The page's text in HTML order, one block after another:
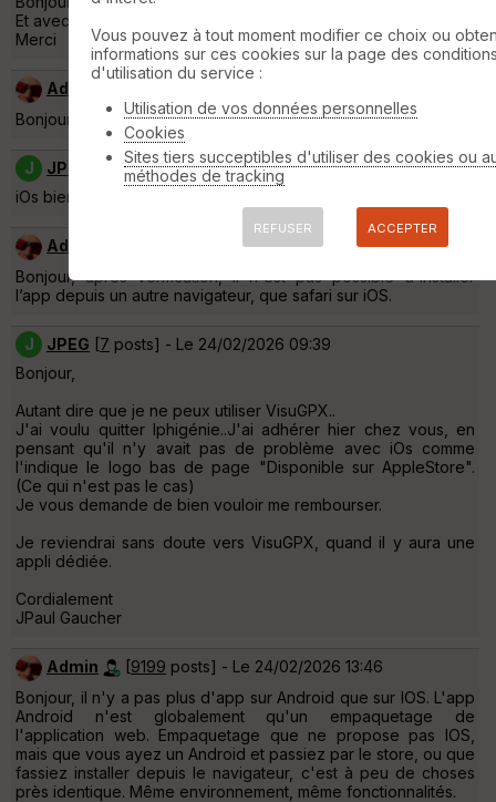
Et avec navigateur Fitefox quelle est la manip ?
Merci
Admin
Bonjour, pour une installation sur quel système ?
J JPEG
posts] - Le 23/02/2026 19:21
iOs bien sur...
Admin
posts] - Le 23/02/2026 19:43
Bonjour, après vérification, il n'est pas possible d'installer
l’app depuis un autre navigateur, que safari sur iOS.
J JPEG [7 posts] - Le 24/02/2026 09:39
Bonjour,
Autant dire que je ne peux utiliser VisuGPX..
J'ai voulu quitter Iphigénie..J'ai adhérer hier chez vous, en
pensant qu'il n'y avait pas de problème avec iOs comme
l'indique le logo bas de page "Disponible sur AppleStore".
(Ce qui n'est pas le cas)
Je vous demande de bien vouloir me rembourser.
Je reviendrai sans doute vers VisuGPX, quand il y aura une
appli dédiée.
Cordialement
JPaul Gaucher
Admin [9199 posts] - Le 24/02/2026 13:46
Bonjour, il n'y a pas plus d'app sur Android que sur IOS. L'app
Android n'est globalement qu'un empaquetage de
l'application web. Empaquetage que ne propose pas IOS,
mais que vous ayez un Android et passiez par le store, ou que
fassiez installer depuis le navigateur, c'est à peu de choses
près identique. Même environnement, même fonctionnalités.
Vous pouvez à tout moment modifier ce choix ou
informations sur ces cookies sur la page des
d'utilisation du service :
Utilisation de vos données personnelles
Cookies
Sites tiers succeptibles d'utiliser des cookies ou
méthodes de tracking
REFUSER ACCEPTER